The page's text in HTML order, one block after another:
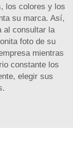
los colores y los
su marca. Así,
al consultar la
foto de su
mientras
constante los
elegir sus